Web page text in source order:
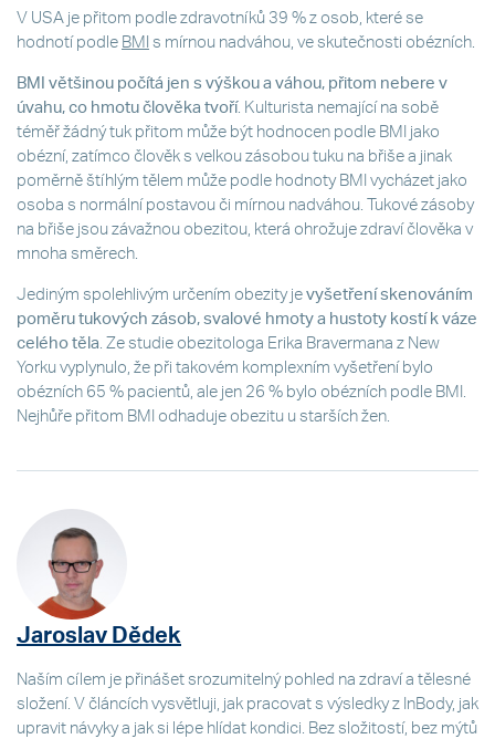
V USA je přitom podle zdravotníků 39 % z osob, které se
hodnotí podle BMI s mírnou nadváhou, ve skutečnosti obézních.
BMI většinou počítá jen s výškou a váhou, přitom nebere v
úvahu, co hmotu člověka tvoří. Kulturista nemající na sobě
téměř žádný tuk přitom může být hodnocen podle BMI jako
obézní, zatímco člověk s velkou zásobou tuku na břiše a jinak
poměrně štíhlým tělem může podle hodnoty BMI vycházet jako
osoba s normální postavou či mírnou nadváhou. Tukové zásoby
na břiše jsou závažnou obezitou, která ohrožuje zdraví člověka v
mnoha směrech.
Jediným spolehlivým určením obezity je vyšetření skenováním
poměru tukových zásob, svalové hmoty a hustoty kostí k váze
celého těla . Ze studie obezitologa Erika Bravermana z New
Yorku vyplynulo, že při takovém komplexním vyšetření bylo
obézních 65 % pacientů, ale jen 26 % bylo obézních podle BMI.
Nejhůře přitom BMI odhaduje obezitu u starších žen.
Jaroslav Dědek
Naším cílem je přinášet srozumitelný pohled na zdraví a tělesné
složení. V článcích vysvětluji, jak pracovat s výsledky z InBody, jak
upravit návyky a jak si lépe hlídat kondici. Bez složitostí, bez mýtů